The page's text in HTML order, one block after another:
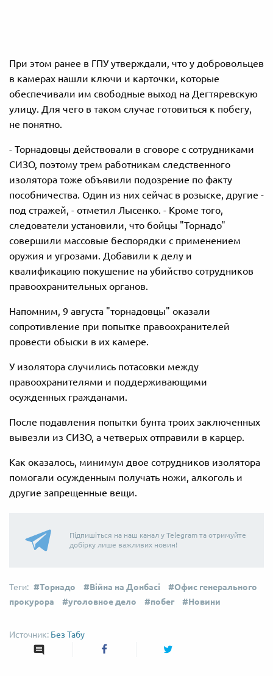
При этом ранее в ГПУ утверждали, что у добровольцев
в камерах нашли ключи и карточки, которые
обеспечивали им свободные выход на Дегтяревскую
улицу. Для чего в таком случае готовиться к побегу,
не понятно.
- Торнадовцы действовали в сговоре с сотрудниками
СИЗО, поэтому трем работникам следственного
изолятора тоже объявили подозрение по факту
пособничества. Один из них сейчас в розыске, другие -
под стражей, - отметил Лысенко. - Кроме того,
следователи установили, что бойцы "Торнадо"
совершили массовые беспорядки с применением
оружия и угрозами. Добавили к делу и
квалификацию покушение на убийство сотрудников
правоохранительных органов.
Напомним, 9 августа "торнадовцы" оказали
сопротивление при попытке правоохранителей
провести обыски в их камере.
У изолятора случились потасовки между
правоохранителями и поддерживающими
осужденных гражданами.
После подавления попытки бунта троих заключенных
вывезли из СИЗО, а четверых отправили в карцер.
Как оказалось, минимум двое сотрудников изолятора
помогали осужденным получать ножи, алкоголь и
другие запрещенные вещи.
Підпишіться на наш канал у Telegram та отримуйте
добірку лише важливих новин!
Торнадо Війна на Донбасі
Офис генерального
прокурора
уголовное дело побег Новини
Без Табу